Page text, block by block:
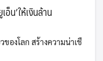
น’ให้เงินล้าน
ของโลก สร้างความน่าเชื